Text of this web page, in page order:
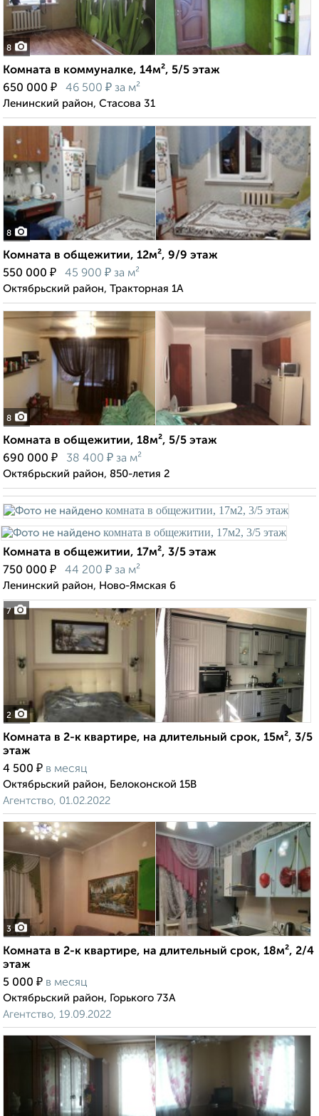
8
Комната в коммуналке, 14м², 5/5 этаж
650 000 ₽ 46 500 ₽ за м²
Ленинский район, Стасова 31
8
Комната в общежитии, 12м², 9/9 этаж
550 000 ₽ 45 900 ₽ за м²
Октябрьский район, Тракторная 1А
8
Комната в общежитии, 18м², 5/5 этаж
690 000 ₽ 38 400 ₽ за м²
Октябрьский район, 850-летия 2
7
Комната в общежитии, 17м², 3/5 этаж
750 000 ₽ 44 200 ₽ за м²
Ленинский район, Ново-Ямская 6
2
Комната в 2-к квартире, на длительный срок, 15м², 3/5
этаж
4 500 ₽ в месяц
Октябрьский район, Белоконской 15В
Агентство, 01.02.2022
3
Комната в 2-к квартире, на длительный срок, 18м², 2/4
этаж
5 000 ₽ в месяц
Октябрьский район, Горького 73А
Агентство, 19.09.2022